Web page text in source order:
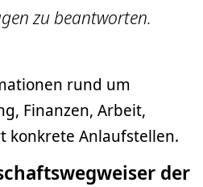
zu beantworten.
rund um
Finanzen, Arbeit,
konkrete Anlaufstellen.
der